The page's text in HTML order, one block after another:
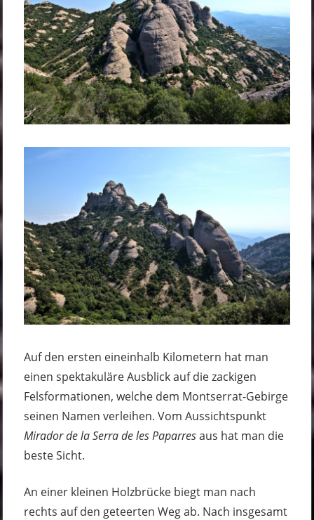
Auf den ersten eineinhalb Kilometern hat man
einen spektakuläre Ausblick auf die zackigen
Felsformationen, welche dem Montserrat-Gebirge
seinen Namen verleihen. Vom Aussichtspunkt
Mirador de la Serra de les Paparresaus hat man die
beste Sicht.
An einer kleinen Holzbrücke biegt man nach
rechts auf den geteerten Weg ab. Nach insgesamt